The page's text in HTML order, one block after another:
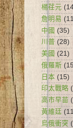
楊荏元
詹明易
中國 (35)
川普 (28)
美國 (21)
俄羅斯
日本 (15)
印太戰略
高市早苗
黃維廷
烏俄衝突